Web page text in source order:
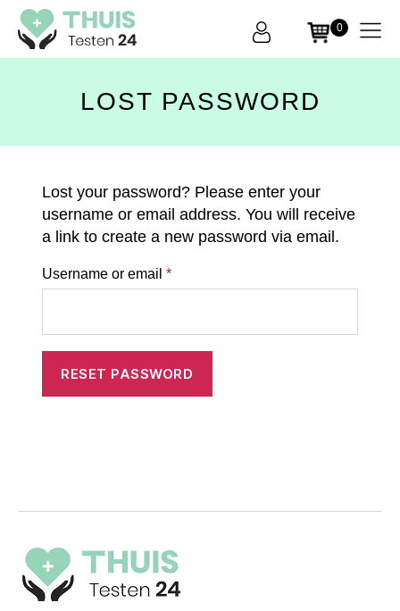
THUIS
24LOST PASSWORD
Lost your password? Please enter your
username or email address. You will receive
a link to create a new password via email.
Username or email *
RESET PASSWORD
0